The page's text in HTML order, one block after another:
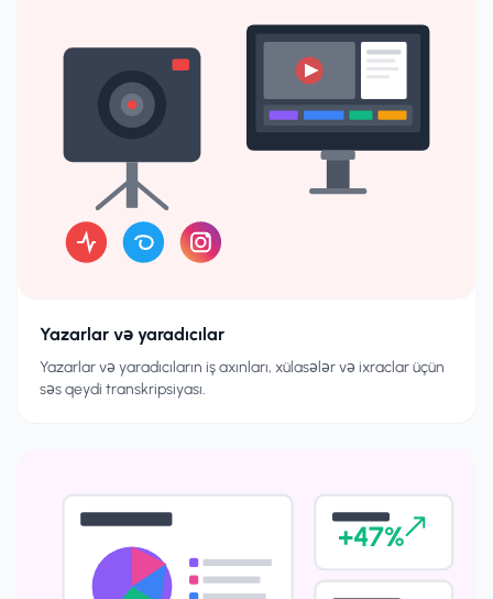
Yazarlar və yaradıcılar
Yazarlar və yaradıcıların iş axınları, xülasələr və ixraclar üçün
səs qeydi transkripsiyası.
+47%